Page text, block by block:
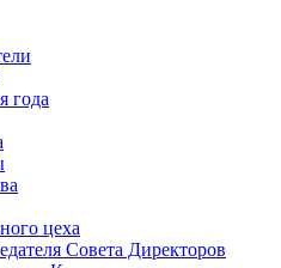
года
цеха
Совета Директоров